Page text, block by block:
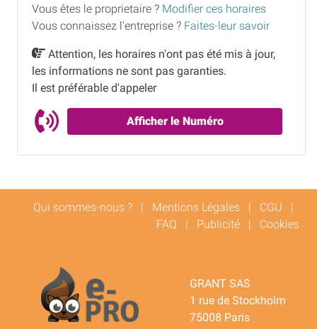
Vous êtes le proprietaire ? Modifier ces horaires
Vous connaissez l'entreprise ? Faites-leur savoir
Attention, les horaires n'ont pas été mis à jour,
les informations ne sont pas garanties.
Il est préférable d'appeler
Afficher le Numéro
Qui sommes-nous ? | Mentions Légales | CGU |
FAQ | Publicité | Cookies
GRANT SAS
1 rue de Stockholm
75008 Paris